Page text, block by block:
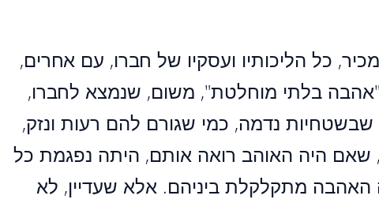
כל הליכותיו ועסקיו של חברו, עם אחרים,
בלתי מוחלטת", משום, שנמצא לחברו,
נדמה, כמי שגורם להם רעות ונזק,
שאם היה האוהב רואה אותם, היתה נפגמת כל
האהבה מתקלקלת ביניהם. אלא שעדיין, לא